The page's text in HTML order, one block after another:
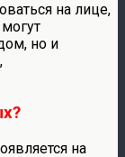
на лице,
но и
на